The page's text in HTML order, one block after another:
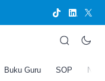
Buku Guru SOP
Semua